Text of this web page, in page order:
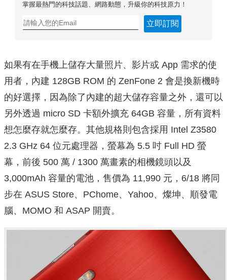
掌握最熱門的科技話題、網路動態，升級你的科技原力！
立即訂閱
如果有在手機上儲存大量照片、影片或 App 需求的使
用者，內建 128GB ROM 的 ZenFone 2 會是換新機時
的好選擇，因為除了內建的超大儲存容量之外，還可以
另外透過 micro SD 卡額外擴充 64GB 容量，所有資料
想怎麼存就怎麼存。其他規格則包含採用 Intel Z3580
2.3 GHz 64 位元處理器，螢幕為 5.5 吋 Full HD 螢
幕，前後 500 萬 / 1300 萬畫素的相機鏡頭以及
3,000mAh 容量的電池，售價為 11,990 元，6/18 將同
步在 ASUS Store、PChome、Yahoo、燦坤、順發電
腦、MOMO 和 ASAP 開賣。